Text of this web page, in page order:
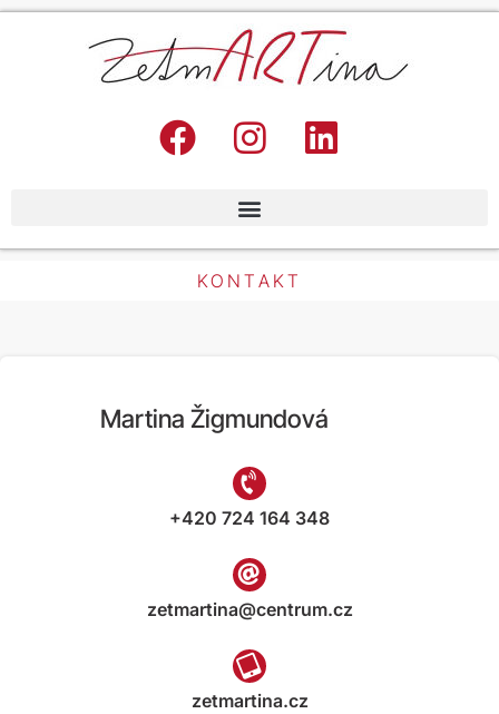
KONTAKT
Martina Žigmundová
+420 724 164 348
zetmartina@centrum.cz
zetmartina.cz